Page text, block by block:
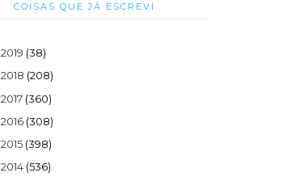
COISAS QUE JÁ ESCREVI
2019 (38)
2018 (208)
2017 (360)
2016 (308)
2015 (398)
2014 (536)